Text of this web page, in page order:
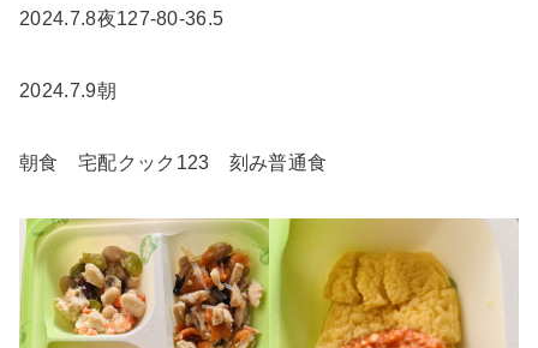
2024.7.8夜127-80-36.5
2024.7.9朝
朝食 宅配クック123 刻み普通食